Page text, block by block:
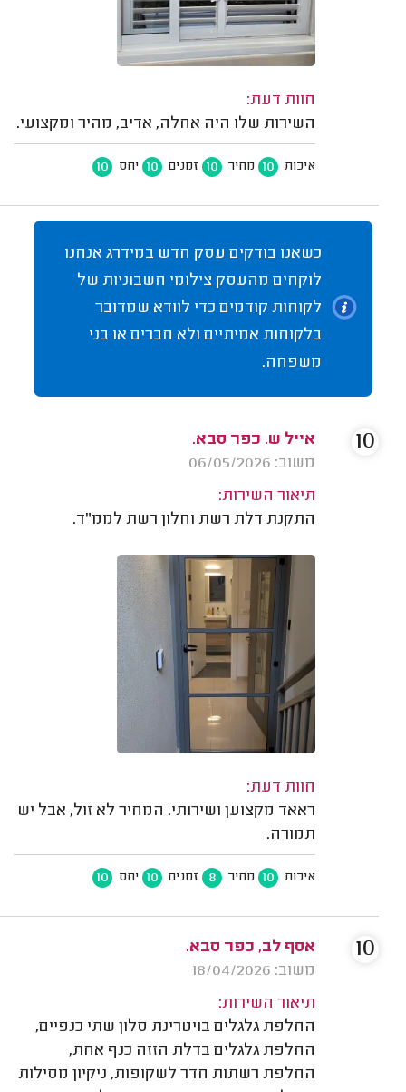
חוות דעת:
השירות שלו היה אחלה, אדיב, מהיר ומקצועי.
איכות 10 מחיר 10 זמנים 10 יחס 10
כשאנו בודקים עסק חדש במידרג אנחנו
לוקחים מהעסק צילומי חשבוניות של
לקוחות קודמים כדי לוודא שמדובר
בלקוחות אמיתיים ולא חברים או בני
משפחה.
אייל ש. כפר סבא.
משוב: 06/05/2026
תיאור השירות:
התקנת דלת רשת וחלון רשת לממ"ד.
חוות דעת:
ראאד מקצוען ושירותי. המחיר לא זול, אבל יש
תמורה.
איכות 10 מחיר 8 זמנים 10 יחס 10
10
אסף לב, כפר סבא.
משוב: 18/04/2026
תיאור השירות:
החלפת גלגלים בויטרינת סלון שתי כנפיים,
החלפת גלגלים בדלת הזזה כנף אחת,
החלפת רשתות חדר לשקופות, ניקיון מסילות
10